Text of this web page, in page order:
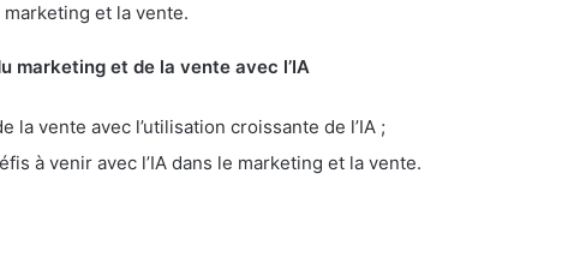
marketing et la vente.
marketing et de la vente avec l’IA
la vente avec l’utilisation croissante de l’IA ;
à venir avec l’IA dans le marketing et la vente.